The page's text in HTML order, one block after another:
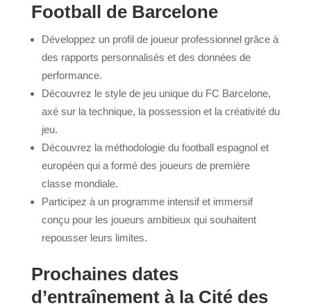
Football de Barcelone
Développez un profil de joueur professionnel grâce à
des rapports personnalisés et des données de
performance.
Découvrez le style de jeu unique du FC Barcelone,
axé sur la technique, la possession et la créativité du
jeu.
Découvrez la méthodologie du football espagnol et
européen qui a formé des joueurs de première
classe mondiale.
Participez à un programme intensif et immersif
conçu pour les joueurs ambitieux qui souhaitent
repousser leurs limites.
Prochaines dates
d’entraînement à la Cité des